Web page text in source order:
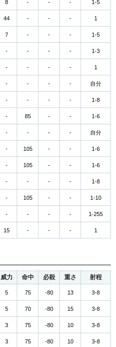
8 - - - 1-5
44 - - - 1
7 - - - 1-5
- - - - 1-3
- - - - 1
- - - - 自分
- - - - 1-8
- 85 - - 1-6
- - - - 自分
- 105 - - 1-6
- 105 - - 1-6
- - - - 1-8
- 105 - - 1-10
- - - - 1-255
15 - - - 1
威力 命中 必殺 重さ 射程
5 75 -80 13 3-8
5 70 -80 15 3-8
3 75 -80 10 3-8
3 75 -80 10 3-8